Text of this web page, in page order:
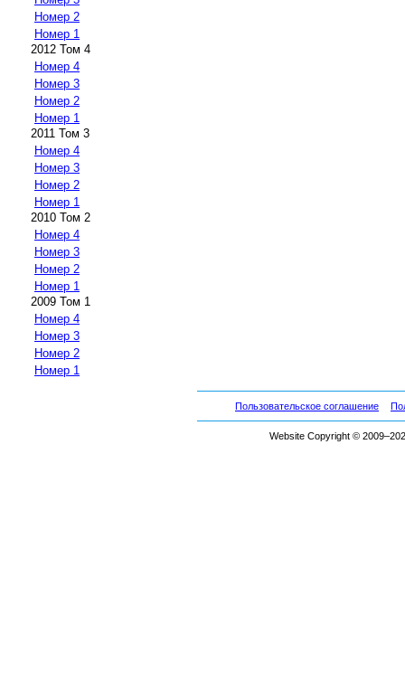
Номер 2
Номер 1
2012 Том 4
Номер 4
Номер 3
Номер 2
Номер 1
2011 Том 3
Номер 4
Номер 3
Номер 2
Номер 1
2010 Том 2
Номер 4
Номер 3
Номер 2
Номер 1
2009 Том 1
Номер 4
Номер 3
Номер 2
Номер 1
Пользовательское соглашение
Website Copyright ©